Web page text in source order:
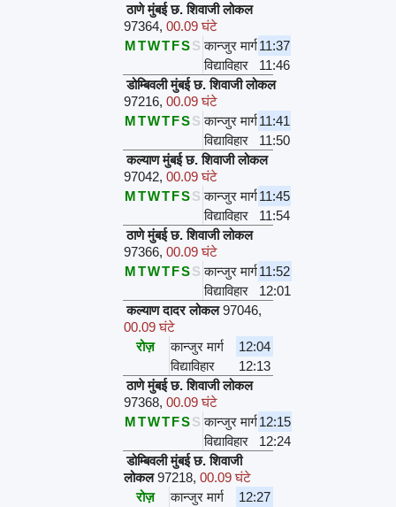
ठाणे मुंबई छ. शिवाजी लोकल
97364, 00.09 घंटे
MTWT FS S कान्जुर मार्ग 11:37
विद्याविहार
11:46
डोम्बिवली मुंबई छ. शिवाजी लोकल
97216, 00.09 घंटे
MTWT FS S कान्जुर मार्ग 11:41
विद्याविहार
11:50
कल्याण मुंबई छ. शिवाजी लोकल
97042, 00.09 घंटे
MTWT FS S कान्जुर मार्ग 11:45
विद्याविहार
11:54
ठाणे मुंबई छ. शिवाजी लोकल
97366, 00.09 घंटे
MTWT FS S कान्जुर मार्ग 11:52
विद्याविहार
12:01
कल्याण दादर लोकल 97046,
00.09 घंटे
रोज़
कान्जुर मार्ग
12:04
विद्याविहार
12:13
ठाणे मुंबई छ. शिवाजी लोकल
97368, 00.09 घंटे
MTWT FS S कान्जुर मार्ग 12:15
विद्याविहार
12:24
डोम्बिवली मुंबई छ. शिवाजी
लोकल 97218, 00.09 घंटे
रोज़
कान्जुर मार्ग
12:27